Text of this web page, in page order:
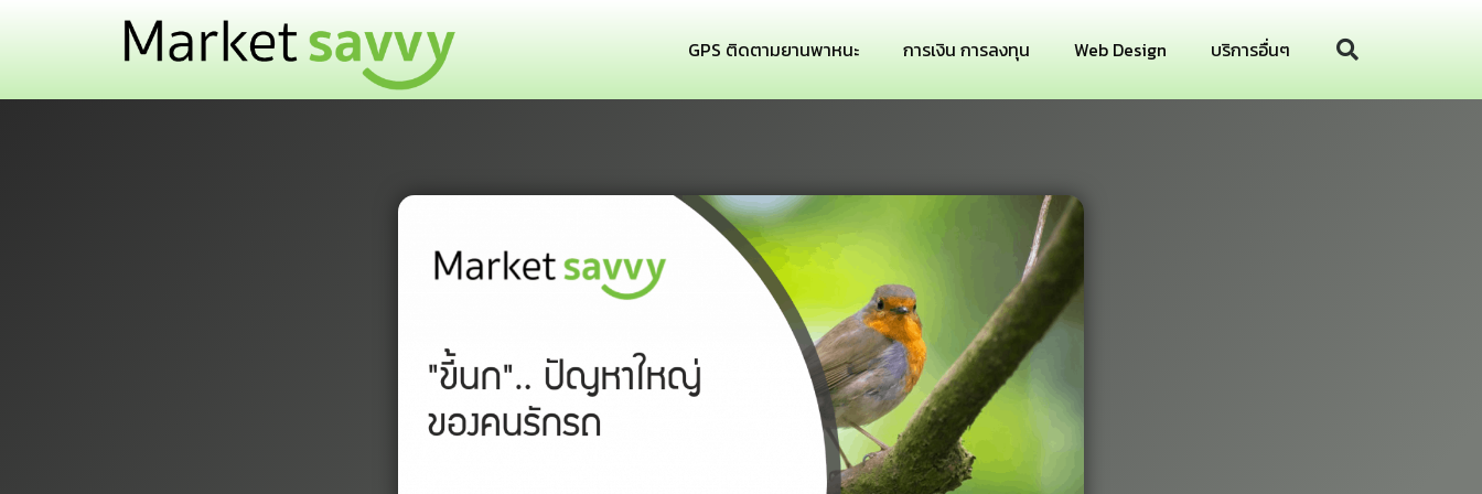
GPS ติดตามยานพาหนะ การเงิน การลงทุน Web Design บริการอื่นๆ